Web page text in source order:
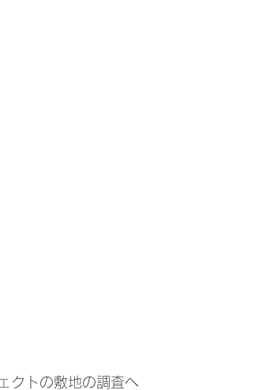
クトの敷地の調査へ